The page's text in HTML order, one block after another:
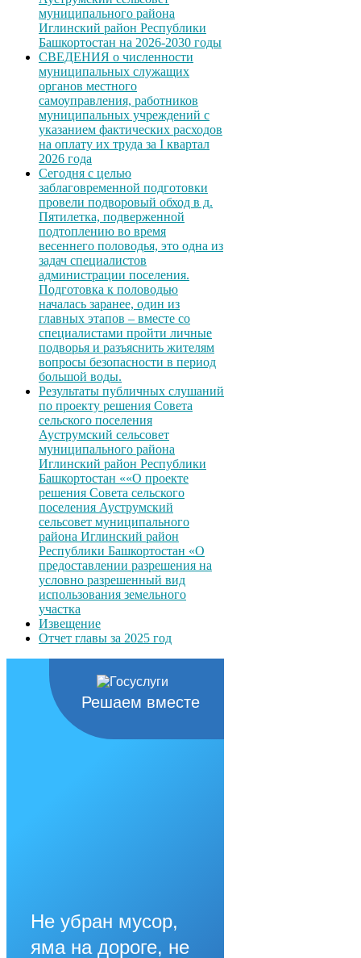
муниципального района
Иглинский район Республики
Башкортостан на 2026-2030 годы
СВЕДЕНИЯ о численности
муниципальных служащих
органов местного
самоуправления, работников
муниципальных учреждений с
указанием фактических расходов
на оплату их труда за I квартал
2026 года
Сегодня с целью
заблаговременной подготовки
провели подворовый обход в д.
Пятилетка, подверженной
подтоплению во время
весеннего половодья, это одна из
задач специалистов
администрации поселения.
Подготовка к половодью
началась заранее, один из
главных этапов – вместе со
специалистами пройти личные
подворья и разъяснить жителям
вопросы безопасности в период
большой воды.
Результаты публичных слушаний
по проекту решения Совета
сельского поселения
Ауструмский сельсовет
муниципального района
Иглинский район Республики
Башкортостан ««О проекте
решения Совета сельского
поселения Ауструмский
сельсовет муниципального
района Иглинский район
Республики Башкортостан «О
предоставлении разрешения на
условно разрешенный вид
использования земельного
участка
Извещение
Отчет главы за 2025 год
Решаем вместе
Не убран мусор,
яма на дороге, не